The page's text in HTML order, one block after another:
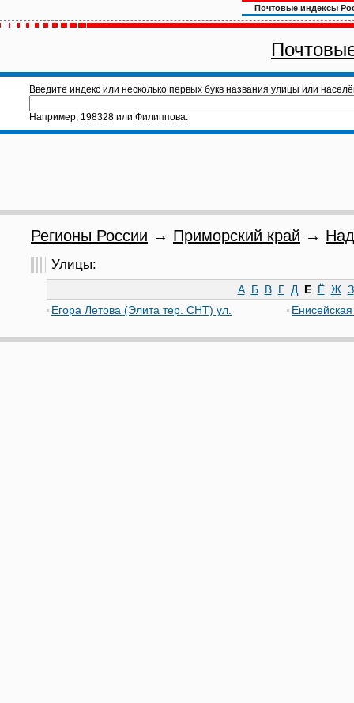
Почтовые индексы
Введите индекс или несколько первых букв названия улицы или
Например, 198328 или Филиппова.
Регионы России → Приморский край →
Улицы:
А Б В Г Д Е Ё Ж З
Егора Летова (Элита тер. СНТ) ул.